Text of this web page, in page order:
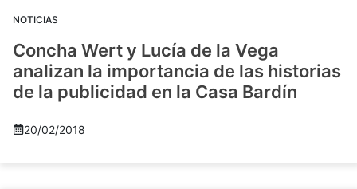
NOTICIAS
Concha Wert y Lucía de la Vega
analizan la importancia de las historias
de la publicidad en la Casa Bardín
20/02/2018